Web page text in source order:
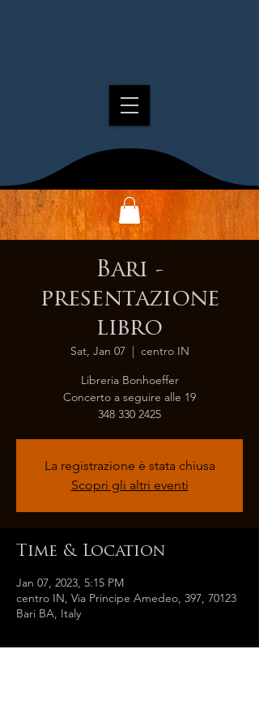
Bari -
presentazione
libro
Sat, Jan 07
  |
centro IN
Libreria Bonhoeffer
Concerto a seguire alle 19
348 330 2425
La registrazione è stata chiusa
Scopri gli altri eventi
Time & Location
Jan 07, 2023, 5:15 PM
centro IN, Via Principe Amedeo, 397, 70123
Bari BA, Italy